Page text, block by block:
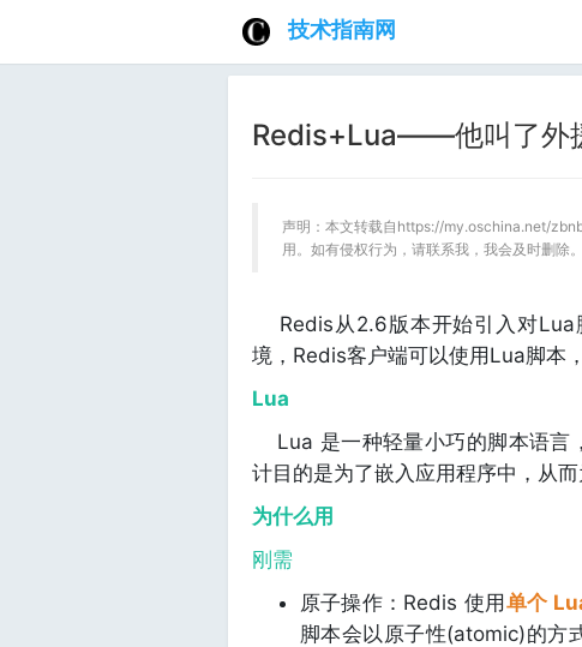
技术指南网
Redis+Lua——他叫了外
声明：本文转载自https://my.oschina.net/
用。如有侵权行为，请联系我，我会及时删除。
Redis从2.6版本开始引入对Lua
境，Redis客户端可以使用Lua脚本
Lua
Lua 是一种轻量小巧的脚本语言
计目的是为了嵌入应用程序中，从
为什么用
刚需
原子操作：Redis 使用 单个
脚本会以原子性(atomic)的方